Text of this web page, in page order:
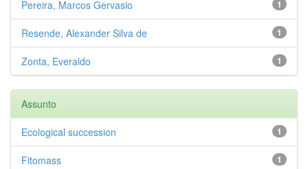
1
Pereira, Marcos Gervasio
1
Resende, Alexander Silva de
1
Zonta, Everaldo
Assunto
1
Ecological succession
1
Fitomass